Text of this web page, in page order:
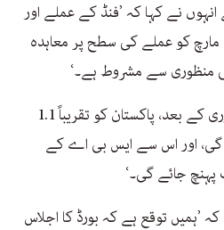
نے کہا کہ ’فنڈ کے عملے اور
پاکستانی حکام کے درمیان 19 مارچ کو عملے کی سطح پر معاہدہ
کی منظوری سے مشروط ہے۔‘
ان کے مطابق ’بورڈ سے منظوری کے بعد، پاکستان کو تقریباً 1.1
گی، اور اس سے ایس بی اے کے
پہنچ جائے گی۔‘
’ہمیں توقع ہے کہ بورڈ کا اجلاس